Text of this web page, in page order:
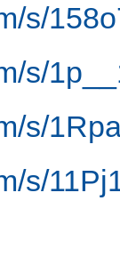
s/
s/
s/
s/